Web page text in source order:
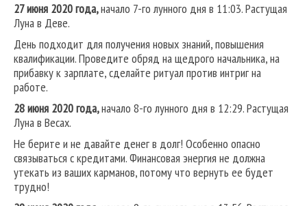
27 июня 2020 года,начало 7-го лунного дня в 11:03. Растущая
Луна в Деве.
День подходит для получения новых знаний, повышения
квалификации. Проведите обряд на щедрого начальника, на
прибавку к зарплате, сделайте ритуал против интриг на
работе.
28 июня 2020 года,начало 8-го лунного дня в 12:29. Растущая
Луна в Весах.
Не берите и не давайте денег в долг! Особенно опасно
связываться с кредитами. Финансовая энергия не должна
утекать из ваших карманов, потому что вернуть ее будет
трудно!